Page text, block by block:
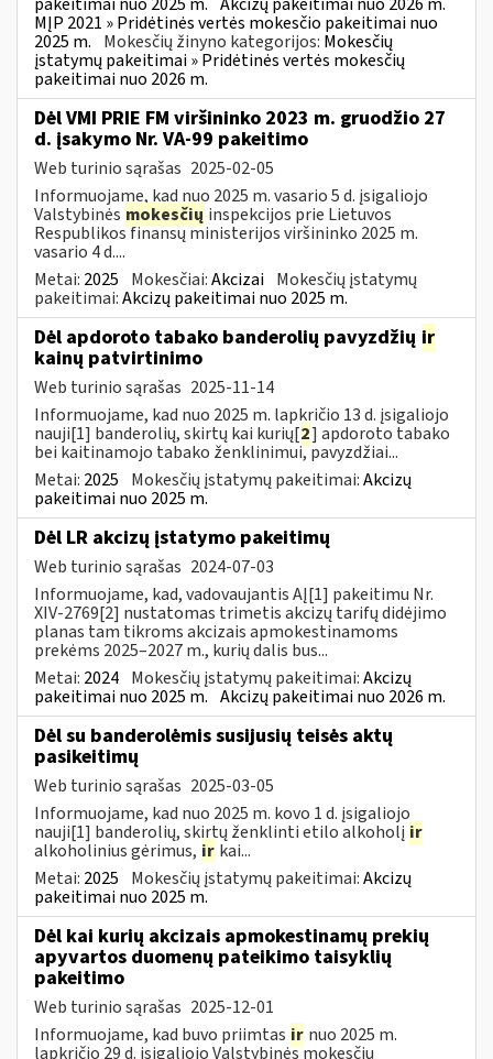
MĮP 2021 » Pridėtinės vertės mokesčio pakeitimai nuo
2025 m. Mokesčių žinyno kategorijos: Mokesčių
įstatymų pakeitimai » Pridėtinės vertės mokesčių
pakeitimai nuo 2026 m.
Dėl VMI PRIE FM viršininko 2023 m. gruodžio 27
d. įsakymo Nr. VA-99 pakeitimo
Web turinio sąrašas 2025-02-05
Informuojame, kad nuo 2025 m. vasario 5 d. įsigaliojo
Valstybinės mokesčių inspekcijos prie Lietuvos
Respublikos finansų ministerijos viršininko 2025 m.
vasario 4 d....
Metai: 2025 Mokesčiai:Akcizai Mokesčių įstatymų
pakeitimai:Akcizų pakeitimai nuo 2025 m.
Dėl apdoroto tabako banderolių pavyzdžių ir
kainų patvirtinimo
Web turinio sąrašas 2025-11-14
Informuojame, kad nuo 2025 m. lapkričio 13 d. įsigaliojo
nauji[1] banderolių, skirtų kai kurių[2] apdoroto tabako
bei kaitinamojo tabako ženklinimui, pavyzdžiai...
Metai: 2025 Mokesčių įstatymų pakeitimai:Akcizų
pakeitimai nuo 2025 m.
Dėl LR akcizų įstatymo pakeitimų
Web turinio sąrašas 2024-07-03
Informuojame, kad, vadovaujantis AĮ[1] pakeitimu Nr.
XIV-2769[2] nustatomas trimetis akcizų tarifų didėjimo
planas tam tikroms akcizais apmokestinamoms
prekėms 2025–2027 m., kurių dalis bus...
Metai: 2024 Mokesčių įstatymų pakeitimai:Akcizų
pakeitimai nuo 2025 m. Akcizų pakeitimai nuo 2026 m.
Dėl su banderolėmis susijusių teisės aktų
pasikeitimų
Web turinio sąrašas 2025-03-05
Informuojame, kad nuo 2025 m. kovo 1 d. įsigaliojo
nauji[1] banderolių, skirtų ženklinti etilo alkoholį ir
alkoholinius gėrimus, ir kai...
Metai: 2025 Mokesčių įstatymų pakeitimai:Akcizų
pakeitimai nuo 2025 m.
Dėl kai kurių akcizais apmokestinamų prekių
apyvartos duomenų pateikimo taisyklių
pakeitimo
Web turinio sąrašas 2025-12-01
Informuojame, kad buvo priimtas ir nuo 2025 m.
lapkričio 29 d. įsigaliojo Valstybinės mokesčių